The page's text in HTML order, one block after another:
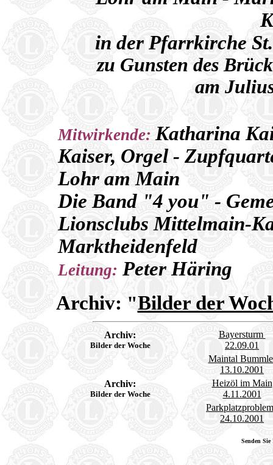
in der Pfarrkirche
zu Gunsten des
am
Mitwirkende:Katharina
Kaiser, Orgel -
Lohr am Main
Die Band "4 you" -
Lionsclubs Mittelmain-
Marktheidenfeld
Leitung: Peter Häring
Archiv: "Bilder der
Archiv:
Bilder der Woche
Bayersturm
22.09.01
Maintal
13.10.2001
Archiv:
Bilder der Woche
Heizöl im Main
4.11.2001
24.10.2001
Senden